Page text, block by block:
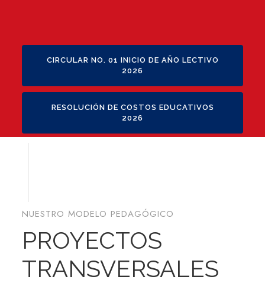
CIRCULAR NO. 01 INICIO DE AÑO LECTIVO
2026
RESOLUCIÓN DE COSTOS EDUCATIVOS
2026
NUESTRO MODELO PEDAGÓGICO
PROYECTOS
TRANSVERSALES